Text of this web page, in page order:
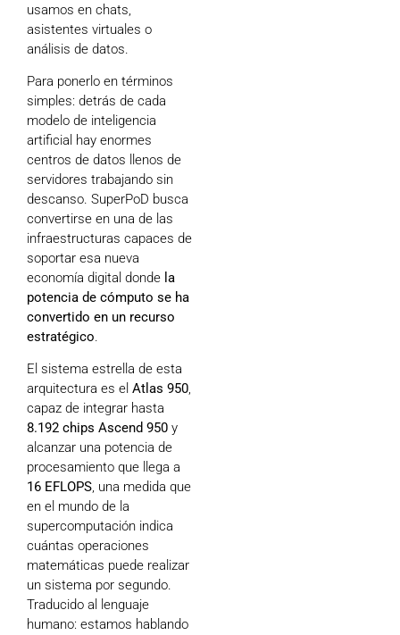
usamos en chats,
asistentes virtuales o
análisis de datos.
Para ponerlo en términos
simples: detrás de cada
modelo de inteligencia
artificial hay enormes
centros de datos llenos de
servidores trabajando sin
descanso. SuperPoD busca
convertirse en una de las
infraestructuras capaces de
soportar esa nueva
economía digital donde la
potencia de cómputo se ha
convertido en un recurso
estratégico.
El sistema estrella de esta
arquitectura es el Atlas 950,
capaz de integrar hasta
8.192 chips Ascend 950 y
alcanzar una potencia de
procesamiento que llega a
16 EFLOPS, una medida que
en el mundo de la
supercomputación indica
cuántas operaciones
matemáticas puede realizar
un sistema por segundo.
Traducido al lenguaje
humano: estamos hablando